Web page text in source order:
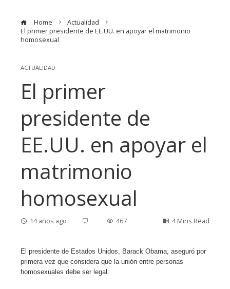
Home
Actualidad
El primer presidente de EE.UU. en apoyar el matrimonio
homosexual
ACTUALIDAD
El primer
presidente de
EE.UU. en apoyar el
matrimonio
homosexual
14 años ago 467 4 Mins Read
El presidente de Estados Unidos, Barack Obama, aseguró por
primera vez que considera que la unión entre personas
homosexuales debe ser legal.